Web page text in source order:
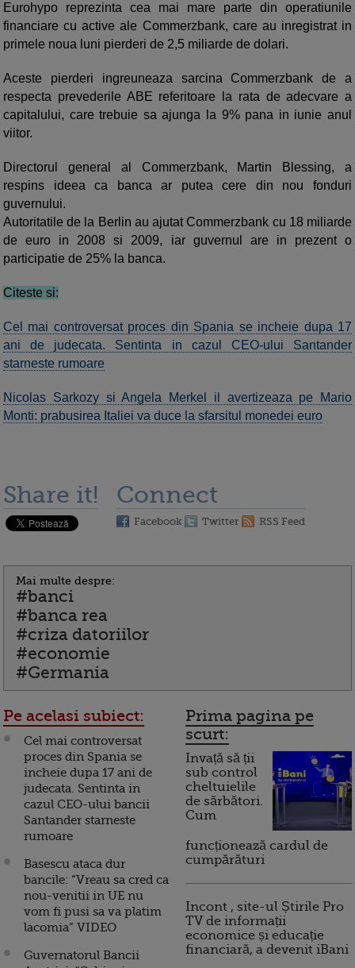
Eurohypo reprezinta cea mai mare parte din operatiunile
financiare cu active ale Commerzbank, care au inregistrat in
primele noua luni pierderi de 2,5 miliarde de dolari.
Aceste pierderi ingreuneaza sarcina Commerzbank de a
respecta prevederile ABE referitoare la rata de adecvare a
capitalului, care trebuie sa ajunga la 9% pana in iunie anul
viitor.
Directorul general al Commerzbank, Martin Blessing, a
respins ideea ca banca ar putea cere din nou fonduri
guvernului.
Autoritatile de la Berlin au ajutat Commerzbank cu 18 miliarde
de euro in 2008 si 2009, iar guvernul are in prezent o
participatie de 25% la banca.
Citeste si:
Cel mai controversat proces din Spania se incheie dupa 17
ani de judecata. Sentinta in cazul CEO-ului Santander
starneste rumoare
Nicolas Sarkozy si Angela Merkel il avertizeaza pe Mario
Monti: prabusirea Italiei va duce la sfarsitul monedei euro
Share it! Connect
Facebook Twitter RSS Feed
Mai multe despre:
#banci
#banca rea
#criza datoriilor
#economie
#Germania
Pe acelasi subiect:
Cel mai controversat
proces din Spania se
incheie dupa 17 ani de
judecata. Sentinta in
cazul CEO-ului bancii
Santander starneste
rumoare
Basescu ataca dur
bancile: “Vreau sa cred ca
nou-venitii in UE nu
vom fi pusi sa va platim
lacomia” VIDEO
Guvernatorul Bancii
Prima pagina pe
scurt:
Invață să ții
sub control
cheltuielile
de sărbători.
Cum
funcționează cardul de
cumpărături
Incont , site-ul Știrile Pro
TV de informații
economice și educație
financiară, a devenit iBani